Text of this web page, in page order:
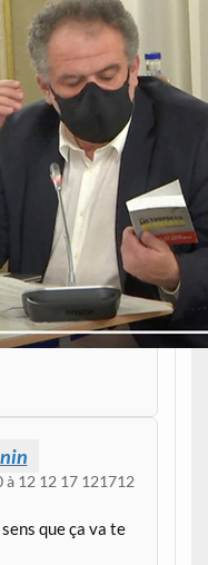
à 12 12 17 121712
que ça va te